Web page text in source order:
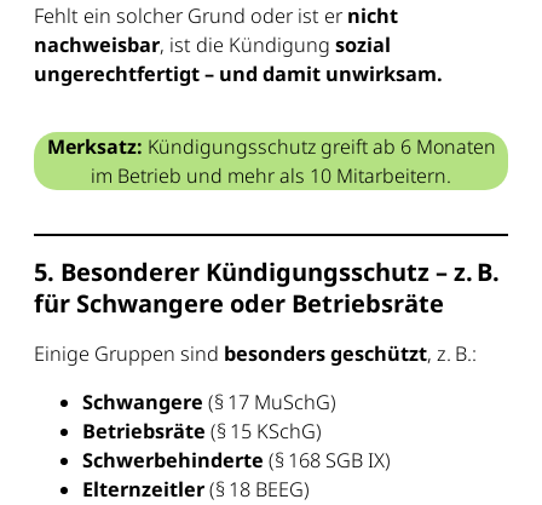
Fehlt ein solcher Grund oder ist er nicht
nachweisbar, ist die Kündigung sozial
ungerechtfertigt – und damit unwirksam.
Merksatz: Kündigungsschutz greift ab 6 Monaten
im Betrieb und mehr als 10 Mitarbeitern.
5. Besonderer Kündigungsschutz – z. B.
für Schwangere oder Betriebsräte
Einige Gruppen sind besonders geschützt, z. B.:
Schwangere (§ 17 MuSchG)
Betriebsräte (§ 15 KSchG)
Schwerbehinderte (§ 168 SGB IX)
Elternzeitler(§ 18 BEEG)